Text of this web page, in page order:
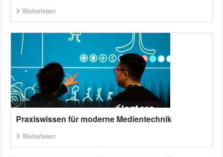
Weiterlesen
Praxiswissen für moderne Medientechnik
Weiterlesen